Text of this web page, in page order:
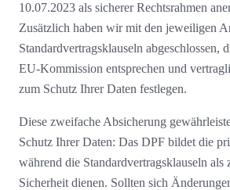
10.07.2023 als sicherer Rechtsrahmen
Zusätzlich haben wir mit den jeweiligen
Standardvertragsklauseln abgeschlossen,
EU-Kommission entsprechen und
zum Schutz Ihrer Daten festlegen.
Diese zweifache Absicherung
Schutz Ihrer Daten: Das DPF bildet die
während die Standardvertragsklauseln als
Sicherheit dienen. Sollten sich